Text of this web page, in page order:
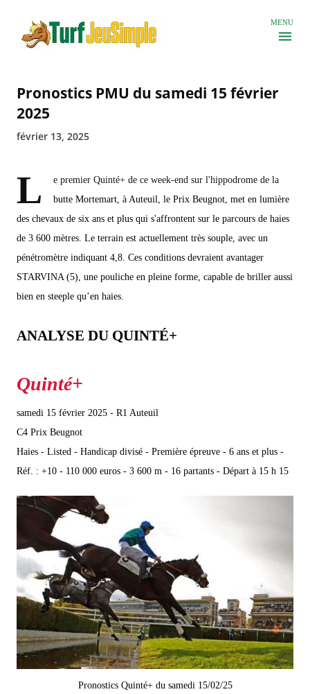
MENU
Pronostics PMU du samedi 15 février
2025
février 13, 2025
L
e premier Quinté+ de ce week-end sur l'hippodrome de la
butte Mortemart, à Auteuil, le Prix Beugnot, met en lumière
des chevaux de six ans et plus qui s'affrontent sur le parcours de haies
de 3 600 mètres. Le terrain est actuellement très souple, avec un
pénétromètre indiquant 4,8. Ces conditions devraient avantager
STARVINA (5), une pouliche en pleine forme, capable de briller aussi
bien en steeple qu’en haies.
ANALYSE DU QUINTÉ+
samedi 15 février 2025 - R1 Auteuil
C4 Prix Beugnot
Haies - Listed - Handicap divisé - Première épreuve - 6 ans et plus -
Réf. : +10 - 110 000 euros - 3 600 m - 16 partants - Départ à 15 h 15
Pronostics Quinté+ du samedi 15/02/25